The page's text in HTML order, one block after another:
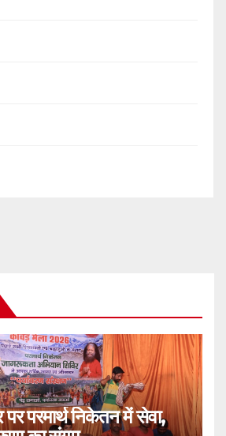
पर परमार्थ निकेतन में सेवा,